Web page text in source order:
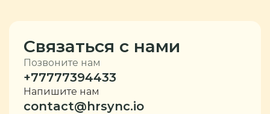
Связаться с нами
Позвоните нам
+77777394433
Напишите нам
contact@hrsync.io